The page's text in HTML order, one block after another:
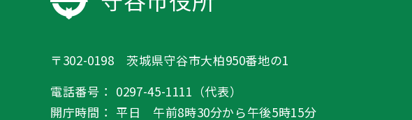
〒302-0198 茨城県守谷市大柏950番地の1
電話番号： 0297-45-1111（代表）
開庁時間： 平日 午前8時30分から午後5時15分